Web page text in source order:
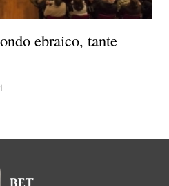
ebraico, tante